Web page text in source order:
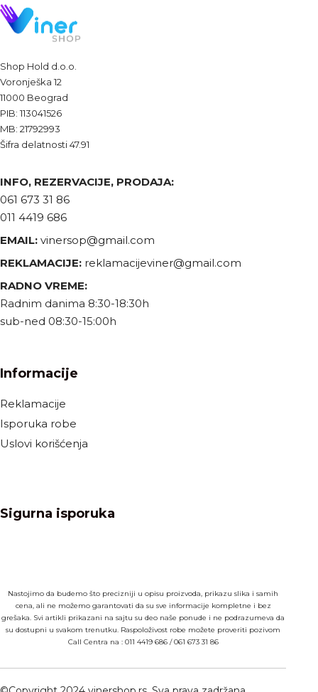
Shop Hold d.o.o.
Voronješka 12
11000 Beograd
PIB: 113041526
MB: 21792993
Šifra delatnosti 47.91
INFO, REZERVACIJE, PRODAJA:
061 673 31 86
011 4419 686
EMAIL: vinersop@gmail.com
REKLAMACIJE: reklamacijeviner@gmail.com
RADNO VREME:
Radnim danima 8:30-18:30h
sub-ned 08:30-15:00h
Informacije
Reklamacije
Isporuka robe
Uslovi korišćenja
Sigurna isporuka
Nastojimo da budemo što precizniji u opisu proizvoda, prikazu slika i samih
cena, ali ne možemo garantovati da su sve informacije kompletne i bez
grešaka. Svi artikli prikazani na sajtu su deo naše ponude i ne podrazumeva da
su dostupni u svakom trenutku. Raspoloživost robe možete proveriti pozivom
Call Centra na : 011 4419 686/061 673 31 86